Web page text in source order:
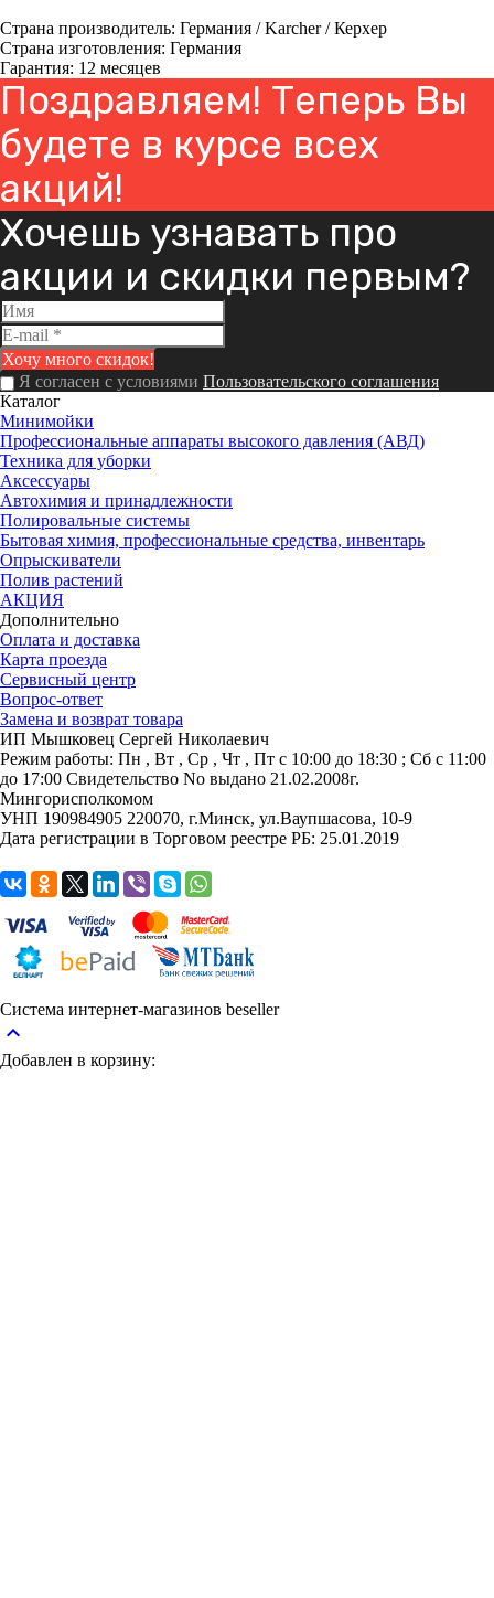
Страна производитель: Германия / Karcher / Керхер
Страна изготовления: Германия
Гарантия: 12 месяцев
Поздравляем! Теперь Вы
будете в курсе всех
акций!
Хочешь узнавать про
акции и скидки первым?
Я согласен с условиями Пользовательского соглашения
Каталог
Минимойки
Профессиональные аппараты высокого давления (АВД)
Техника для уборки
Аксессуары
Автохимия и принадлежности
Полировальные системы
Бытовая химия, профессиональные средства, инвентарь
Опрыскиватели
Полив растений
АКЦИЯ
Дополнительно
Оплата и доставка
Карта проезда
Сервисный центр
Вопрос-ответ
Замена и возврат товара
ИП Мышковец Сергей Николаевич
Режим работы: Пн , Вт , Ср , Чт , Пт c 10:00 до 18:30 ; Сб c 11:00
до 17:00 Свидетельство No выдано 21.02.2008г.
Мингорисполкомом
УНП 190984905 220070, г.Минск, ул.Ваупшасова, 10-9
Дата регистрации в Торговом реестре РБ: 25.01.2019
Система интернет-магазинов beseller
keyboard_arrow_up
Добавлен в корзину: